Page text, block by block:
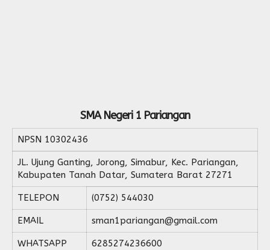
SMA Negeri 1 Pariangan
NPSN 10302436
JL. Ujung Ganting, Jorong, Simabur, Kec. Pariangan,
Kabupaten Tanah Datar, Sumatera Barat 27271
TELEPON (0752) 544030
EMAIL sman1pariangan@gmail.com
WHATSAPP 6285274236600